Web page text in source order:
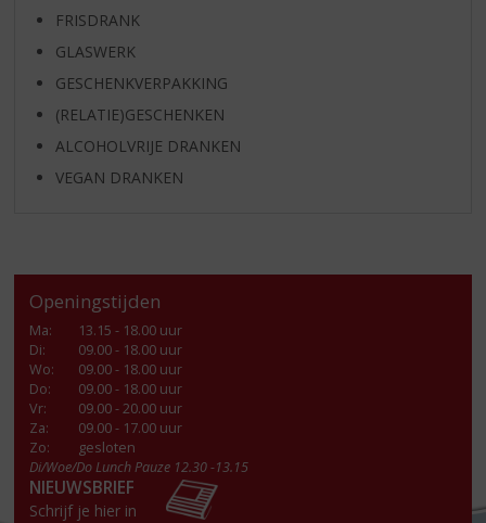
FRISDRANK
GLASWERK
GESCHENKVERPAKKING
(RELATIE)GESCHENKEN
ALCOHOLVRIJE DRANKEN
VEGAN DRANKEN
Openingstijden
Ma:
13.15 - 18.00 uur
Di:
09.00 - 18.00 uur
Wo:
09.00 - 18.00 uur
Do:
09.00 - 18.00 uur
Vr:
09.00 - 20.00 uur
Za:
09.00 - 17.00 uur
Zo:
gesloten
Di/Woe/Do Lunch Pauze 12.30 -13.15
NIEUWSBRIEF
Schrijf je hier in